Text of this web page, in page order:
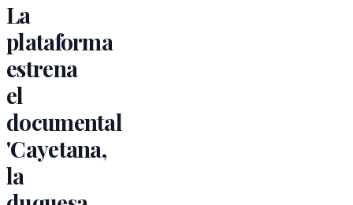
La
plataforma
estrena
el
documental
'Cayetana,
la